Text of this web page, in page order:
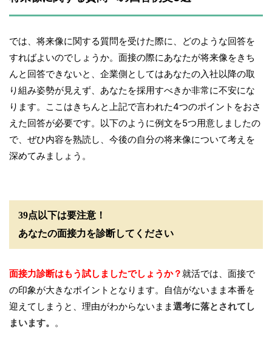
では、将来像に関する質問を受けた際に、どのような回答を
すればよいのでしょうか。面接の際にあなたが将来像をきち
んと回答できないと、企業側としてはあなたの入社以降の取
り組み姿勢が見えず、あなたを採用すべきか非常に不安にな
ります。ここはきちんと上記で言われた4つのポイントをおさ
えた回答が必要です。以下のように例文を5つ用意しましたの
で、ぜひ内容を熟読し、今後の自分の将来像について考えを
深めてみましょう。
39点以下は要注意！
あなたの面接力を診断してください
面接力診断はもう試しましたでしょうか？就活では、面接で
の印象が大きなポイントとなります。自信がないまま本番を
迎えてしまうと、理由がわからないまま選考に落とされてし
まいます。 。